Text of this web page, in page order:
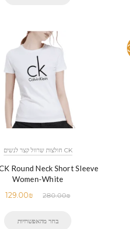
CK חולצות שרוול קצר לנשים
Round Neck Short Sleeve
Women-White
280.00₪
129.00₪
בחר מהאפשרויות